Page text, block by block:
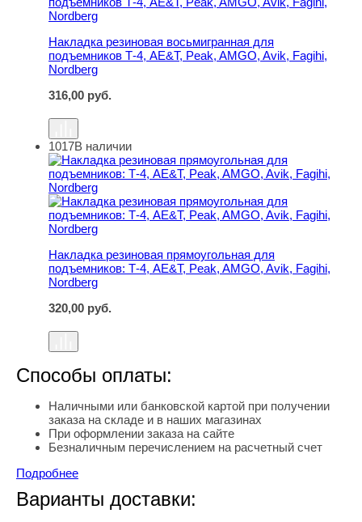
Накладка резиновая восьмигранная для
подъемников Т-4, AE&T, Peak, AMGO, Avik, Fagihi,
Nordberg
316,00 руб.
Накладка резиновая прямоугольная для
1017В наличии
Накладка резиновая прямоугольная для
подъемников: Т-4, AE&T, Peak, AMGO, Avik, Fagihi,
Nordberg
320,00 руб.
Способы оплаты:
Наличными или банковской картой при получении
заказа на складе и в наших магазинах
При оформлении заказа на сайте
Безналичным перечислением на расчетный счет
Подробнее
Варианты доставки: